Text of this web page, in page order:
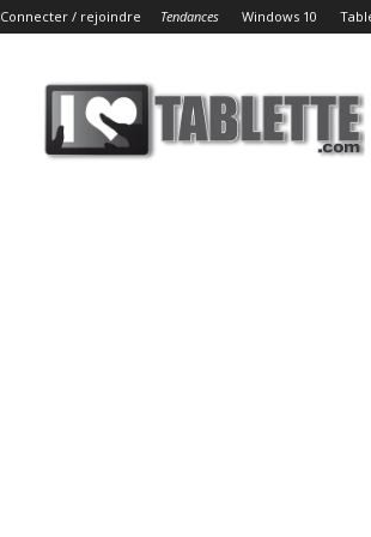
Connecter / rejoindre Tendances Windows 10